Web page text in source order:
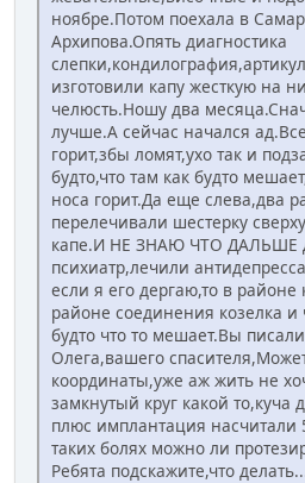
ноябре.Потом поехала в
Архипова.Опять диагностика
изготовили капу жесткую на
челюсть.Ношу два
лучше.А сейчас начался
горит,збы ломят,ухо так и
будто,что там как будто
носа горит.Да еще слева,два
перелечивали шестерку
капе.И НЕ ЗНАЮ ЧТО ДАЛЬШЕ
психиатр,лечили
если я его дергаю,то в районе
районе соединения козелка и
будто что то мешает.Вы
Олега,вашего
координаты,уже аж жить не
замкнутый круг какой то,куча
плюс имплантация насчитали
таких болях можно ли
Ребята подскажите,что